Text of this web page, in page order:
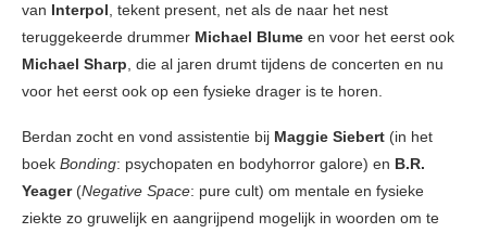
van Interpol, tekent present, net als de naar het nest
teruggekeerde drummer Michael Blume en voor het eerst ook
Michael Sharp, die al jaren drumt tijdens de concerten en nu
voor het eerst ook op een fysieke drager is te horen.
Berdan zocht en vond assistentie bij Maggie Siebert (in het
boek Bonding: psychopaten en bodyhorror galore) en B.R.
Yeager(Negative Space: pure cult) om mentale en fysieke
ziekte zo gruwelijk en aangrijpend mogelijk in woorden om te